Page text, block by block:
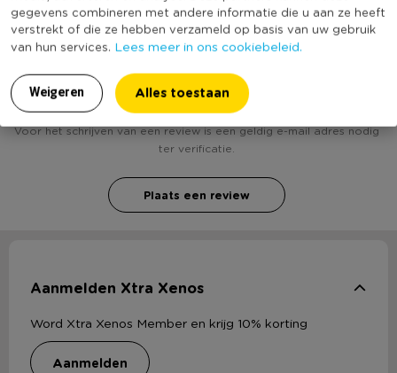
gegevens combineren met andere informatie die u aan ze heeft
verstrekt of die ze hebben verzameld op basis van uw gebruik
van hun services. Lees meer in ons cookiebeleid.
Weigeren Alles toestaan
- maat S? Schrijf een review!
Voor het schrijven van een review is een geldig e-mail adres nodig
ter verificatie.
Plaats een review
Aanmelden Xtra Xenos
Word Xtra Xenos Member en krijg 10% korting
aanmelden